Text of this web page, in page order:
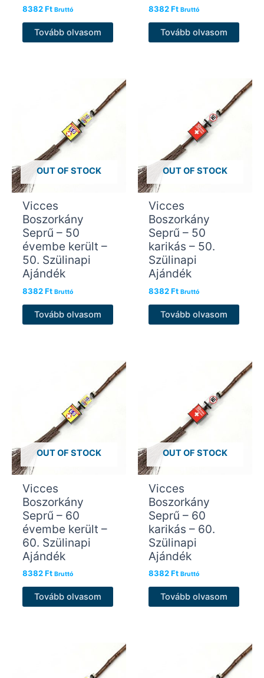
8382Ft Bruttó
Tovább olvasom
8382Ft Bruttó
Tovább olvasom
OUT OF STOCK
Vicces
Boszorkány
Seprű – 50
évembe került –
50. Szülinapi
Ajándék
8382Ft Bruttó
Tovább olvasom
OUT OF STOCK
Vicces
Boszorkány
Seprű – 50
karikás – 50.
Szülinapi
Ajándék
8382Ft Bruttó
Tovább olvasom
OUT OF STOCK
Vicces
Boszorkány
Seprű – 60
évembe került –
60. Szülinapi
Ajándék
8382Ft Bruttó
Tovább olvasom
OUT OF STOCK
Vicces
Boszorkány
Seprű – 60
karikás – 60.
Szülinapi
Ajándék
8382Ft Bruttó
Tovább olvasom